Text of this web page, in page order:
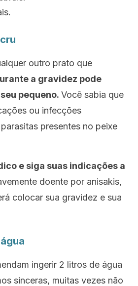
outro prato que
a gravidez pode
pequeno. Você sabia que
ou infecções
presentes no peixe
e siga suas indicações a
doente por anisakis,
colocar sua gravidez e sua
ingerir 2 litros de água
sinceras, muitas vezes não